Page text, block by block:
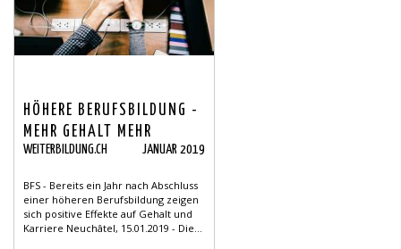
HÖHERE BERUFSBILDUNG -
MEHR GEHALT MEHR
KARRIERE
WEITERBILDUNG.CH JANUAR 2019
BFS - Bereits ein Jahr nach Abschluss
einer höheren Berufsbildung zeigen
sich positive Effekte auf Gehalt und
Karriere Neuchâtel, 15.01.2019 - Die...